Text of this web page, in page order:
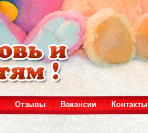
Отзывы Вакансии Контакты